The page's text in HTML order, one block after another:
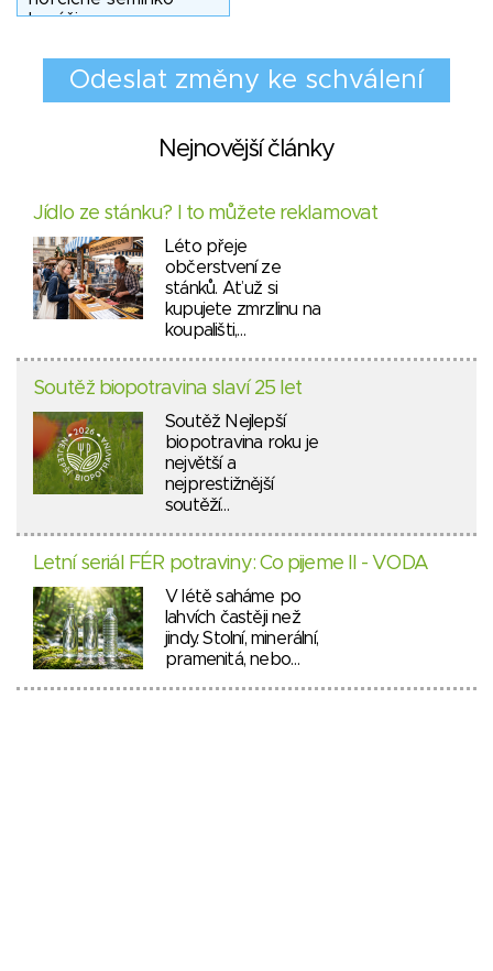
Nejnovější články
Jídlo ze stánku? I to můžete reklamovat
Léto přeje
občerstvení ze
stánků. Ať už si
kupujete zmrzlinu na
koupališti,…
Soutěž biopotravina slaví 25 let
Soutěž Nejlepší
biopotravina roku je
největší a
nejprestižnější
soutěží…
Letní seriál FÉR potraviny: Co pijeme II - VODA
V létě saháme po
lahvích častěji než
jindy. Stolní, minerální,
pramenitá, nebo…